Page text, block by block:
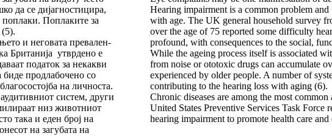
да се ди­ја­гнос­ти­ци­ра,
По­пла­ки­те за
и неговата пре­ва­лен­
Британија ут­вр­де­но е
податок за не­как­ви
биде про­дла­бо­че­но со
на лич­носта.
сис­тем, други
низ животниот
така и ед­ен број на
на за­гу­ба­та на
Hearing impairment is a common problem
with age. The UK general household survey
over the age of 75 reported some difficulty
profound, with consequences to the social,
While the ageing process itself is associated
from noise or ototoxic drugs can accumulate
experienced by older people. A number of
contributing to the hearing loss with aging (6).
Chronic diseases are among the most
United States Preventive Services Task Force
hearing impairment to promote health care